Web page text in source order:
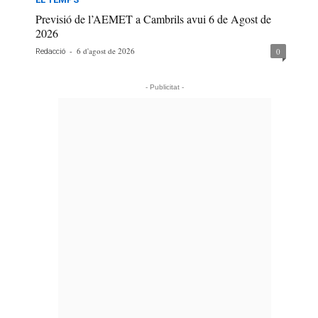
Previsió de l’AEMET a Cambrils avui 6 de Agost de
2026
Redacció - 6 d'agost de 2026 0
- Publicitat -